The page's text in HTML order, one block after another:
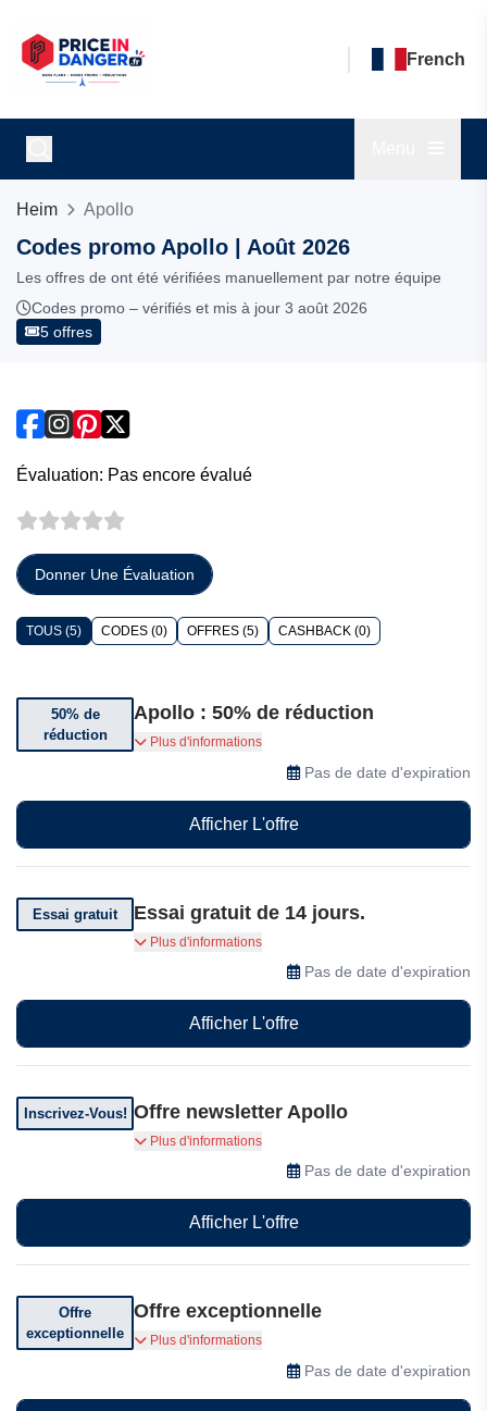
French
Heim Apollo
Codes promo Apollo | Août 2026
Les offres de ont été vérifiées manuellement par notre équipe
Codes promo – vérifiés et mis à jour 3 août 2026
5 offres
Évaluation: Pas encore évalué
Donner Une Évaluation
TOUS (5) CODES (0) OFFRES (5) CASHBACK (0)
50% de
réduction
Apollo : 50% de réduction
Bénéficiez jusqu’à 50% de réduction sur votre
Plus d'informations
Pas de date d'expiration
Afficher L'offre
Essai gratuit Essai gratuit de 14 jours.
Apollo offre un essai gratuit de 14 jours.
Plus d'informations
Pas de date d'expiration
Afficher L'offre
Inscrivez-Vous! Offre newsletter Apollo
Abonnez-vous et recevez des bons de réduction
exclusifs et exceptionnels
Plus d'informations
Pas de date d'expiration
Afficher L'offre
Offre
exceptionnelle
Offre exceptionnelle
Obtenez le forfait de base gratuitement
Plus d'informations
Pas de date d'expiration